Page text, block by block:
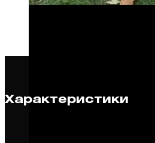
Характеристики